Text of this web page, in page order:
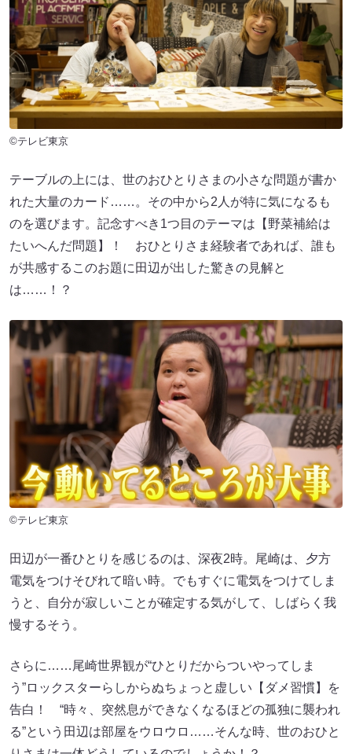
©テレビ東京
テーブルの上には、世のおひとりさまの小さな問題が書か
れた大量のカード……。その中から2人が特に気になるも
のを選びます。記念すべき1つ目のテーマは【野菜補給は
たいへんだ問題】！ おひとりさま経験者であれば、誰も
が共感するこのお題に田辺が出した驚きの見解と
は……！？
©テレビ東京
田辺が一番ひとりを感じるのは、深夜2時。尾崎は、夕方
電気をつけそびれて暗い時。でもすぐに電気をつけてしま
うと、⾃分が寂しいことが確定する気がして、しばらく我
慢するそう。
さらに……尾崎世界観が“ひとりだからついやってしま
う”ロックスターらしからぬちょっと虚しい【ダメ習慣】を
告白！ “時々、突然息ができなくなるほどの孤独に襲われ
る”という田辺は部屋をウロウロ……そんな時、世のおひと